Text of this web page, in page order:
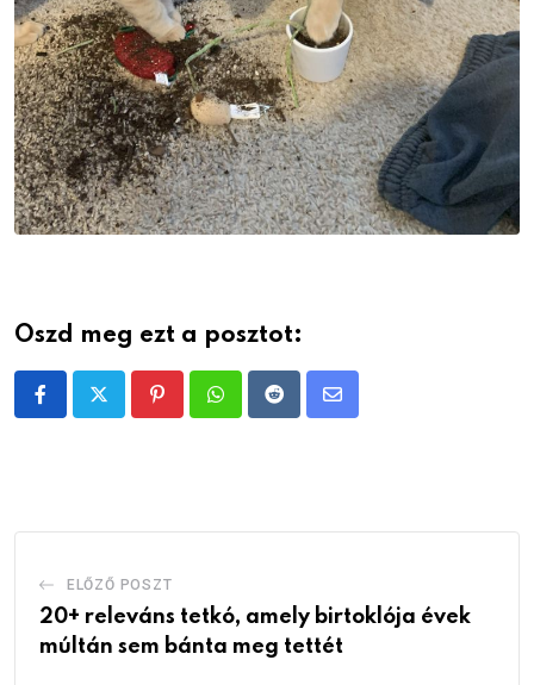
Oszd meg ezt a posztot:
PinterestWhatsappRedditShare
ELŐZŐ POSZT
20+ releváns tetkó, amely birtoklója évek
múltán sem bánta meg tettét